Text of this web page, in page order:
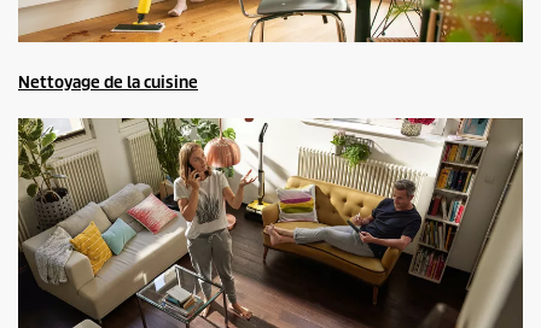
Nettoyage de la cuisine